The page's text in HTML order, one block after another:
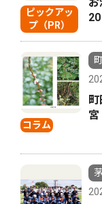
ピックアッ
プ（PR）
コラム